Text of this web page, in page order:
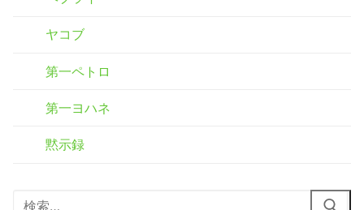
ヤコブ
第一ペトロ
第一ヨハネ
黙示録